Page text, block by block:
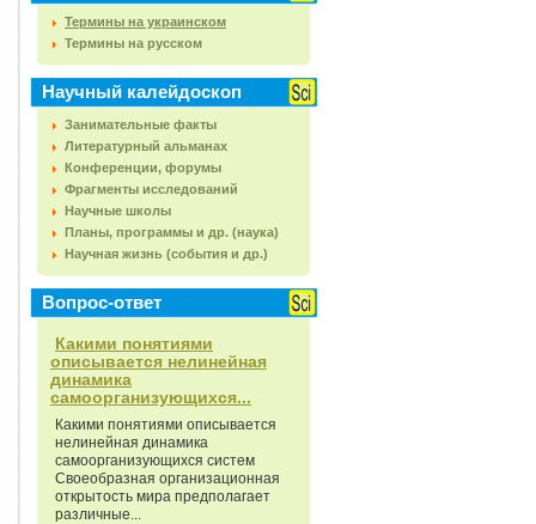
Термины на украинском
Термины на русском
Научный калейдоскоп
Занимательные факты
Литературный альманах
Конференции, форумы
Фрагменты исследований
Научные школы
Планы, программы и др. (наука)
Научная жизнь (события и др.)
Вопрос-ответ
Какими понятиями
описывается нелинейная
динамика
самоорганизующихся...
Какими понятиями описывается
нелинейная динамика
самоорганизующихся систем
Своеобразная организационная
открытость мира предполагает
различные...